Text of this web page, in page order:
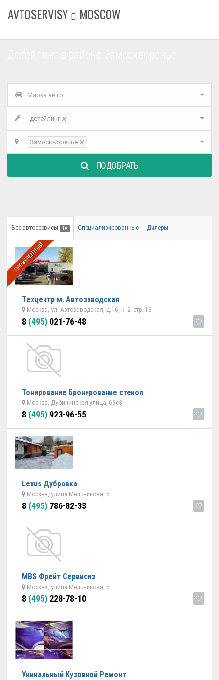
AVTOSERVISY MOSCOW
Марка авто
детейлинг ×
Замоскворечье ×
ПОДОБРАТЬ
Все автосервисы 16 Специализированные Дилеры
ПРОВЕРЕННЫЙ
Техцентр м. Автозаводская
Москва, ул. Автозаводская, д.16, к. 2, стр. 16
8 (495) 021-76-48
Тонирование Бронирование стекол
Москва, Дубининская улица, 69с3
8 (495) 923-96-55
Lexus Дубровка
Москва, улица Мельникова, 5
8 (495) 786-82-33
МBS Фрейт Сервисиз
Москва, улица Мельникова, 5
8 (495) 228-78-10
Уникальный Кузовной Ремонт